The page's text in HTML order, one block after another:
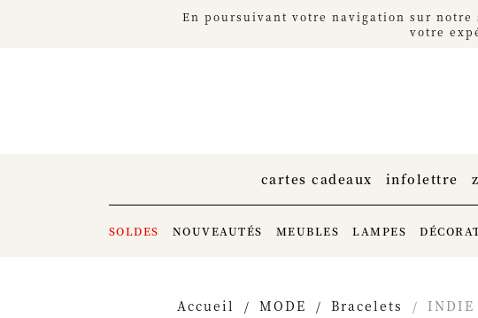
En poursuivant votre navigation sur notre
votre
cartes cadeaux infolettre
SOLDES NOUVEAUTÉS MEUBLES LAMPES
Accueil MODE Bracelets INDIE